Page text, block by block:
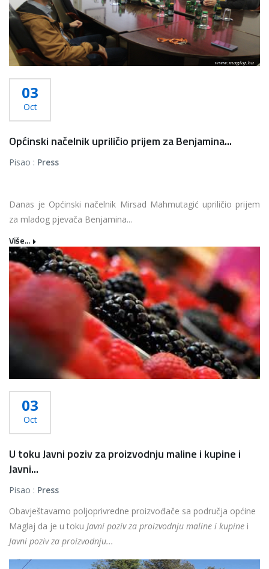
03
Oct
Općinski načelnik upriličio prijem za Benjamina...
Pisao : Press
Danas je Općinski načelnik Mirsad Mahmutagić upriličio prijem
za mladog pjevača Benjamina...
Više...
03
Oct
U toku Javni poziv za proizvodnju maline i kupine i
Javni...
Pisao : Press
Obavještavamo poljoprivredne proizvođače sa područja općine
Maglaj da je u toku Javni poziv za proizvodnju maline i kupine i
Javni poziv za proizvodnju...
Više...